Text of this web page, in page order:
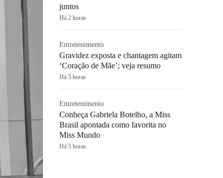
juntos
Há 2 horas
Entretenimento
Gravidez exposta e chantagem agitam
‘Coração de Mãe’; veja resumo
Há 5 horas
Entretenimento
Conheça Gabriela Botelho, a Miss
Brasil apontada como favorita no
Miss Mundo
Há 5 horas